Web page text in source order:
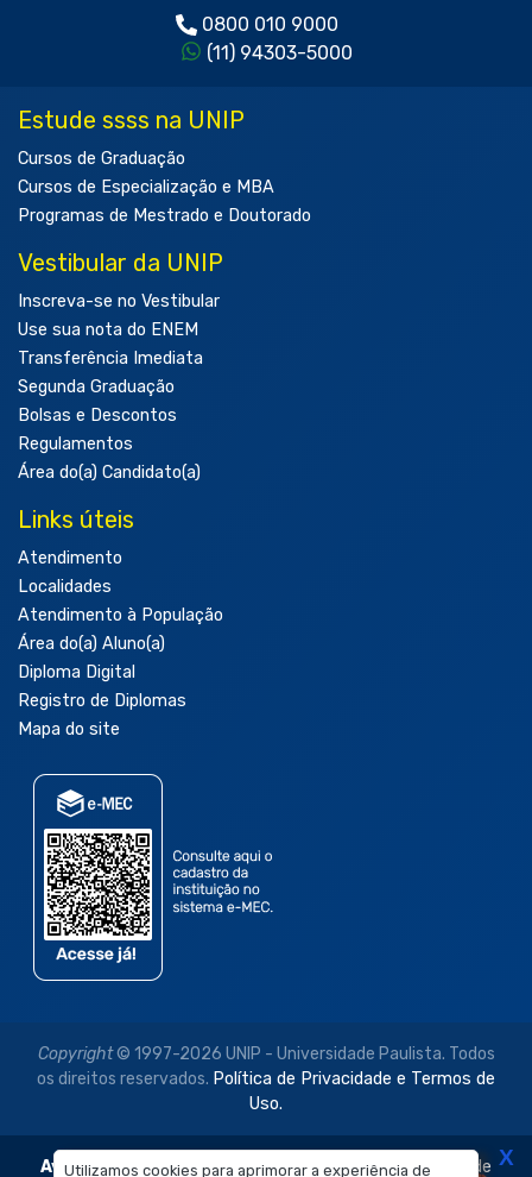
Utilizamos cookies para aprimorar a experiência de
0800 010 9000
(11) 94303-5000
Estude ssss na UNIP
Cursos de Graduação
Cursos de Especialização e MBA
Programas de Mestrado e Doutorado
Vestibular da UNIP
Inscreva-se no Vestibular
Use sua nota do ENEM
Transferência Imediata
Segunda Graduação
Bolsas e Descontos
Regulamentos
Área do(a) Candidato(a)
Links úteis
Atendimento
Localidades
Atendimento à População
Área do(a) Aluno(a)
Diploma Digital
Registro de Diplomas
Mapa do site
Copyright© 1997-2026 UNIP - Universidade Paulista. Todos
os direitos reservados. Política de Privacidade e Termos de
Uso.
Aviso Legal: As imagens disponibilizadas neste site são de X